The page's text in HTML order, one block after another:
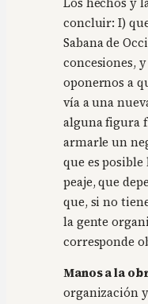
concluir: I)
Sabana de
concesiones,
oponernos a
vía a una
alguna figura
armarle un
que es
peaje, que
que, si no
la gente
corresponde
Manos a la
organización